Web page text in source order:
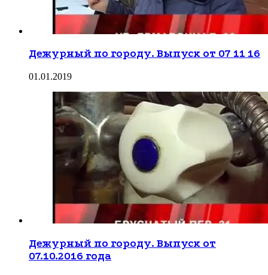
Дежурный по городу. Выпуск от 07 11 16
01.01.2019
Дежурный по городу. Выпуск от
07.10.2016 года